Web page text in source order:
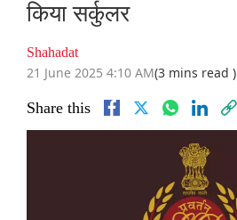
किया सर्कुलर
Shahadat
21 June 2025 4:10 AM(3 mins read )
Share this